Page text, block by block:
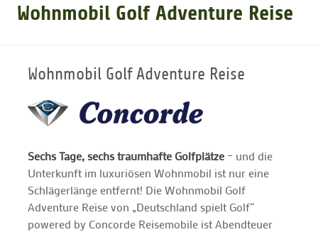
GOLF CARD
GOLF & WOMO
MALLORCA GOLFWOCHE
GOLF NEWS
Wohnmobil Golf Adventure Reise
Wohnmobil Golf Adventure Reise
Sechs Tage, sechs traumhafte Golfplätze – und die
Unterkunft im luxuriösen Wohnmobil ist nur eine
Schlägerlänge entfernt! Die Wohnmobil Golf
Adventure Reise von „Deutschland spielt Golf“
powered by Concorde Reisemobile ist Abendteuer